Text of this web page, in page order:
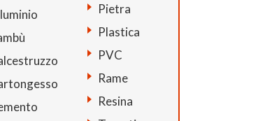
Pietra
Plastica
PVC
Rame
Resina